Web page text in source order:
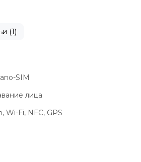
(1)
SIM
лица
Wi-Fi, NFC, GPS